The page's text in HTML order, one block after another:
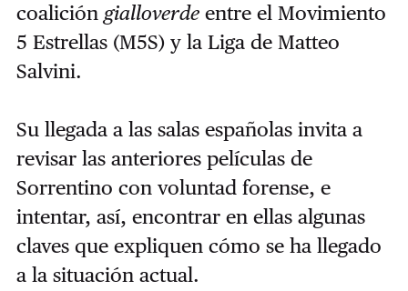
coalición gialloverdeentre el Movimiento
5 Estrellas (M5S) y la Liga de Matteo
Salvini.
Su llegada a las salas españolas invita a
revisar las anteriores películas de
Sorrentino con voluntad forense, e
intentar, así, encontrar en ellas algunas
claves que expliquen cómo se ha llegado
a la situación actual.